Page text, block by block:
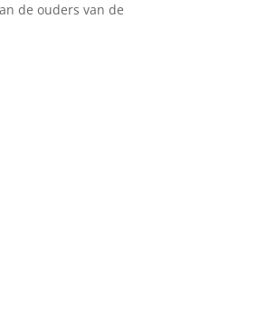
de ouders van de